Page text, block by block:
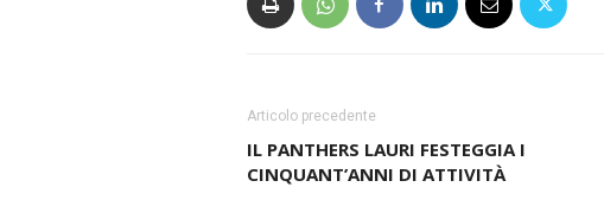
Articolo precedente
IL PANTHERS LAURI FESTEGGIA I
CINQUANT’ANNI DI ATTIVITÀ